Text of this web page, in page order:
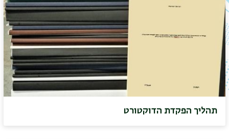
תהליך הפקדת הדוקטורט